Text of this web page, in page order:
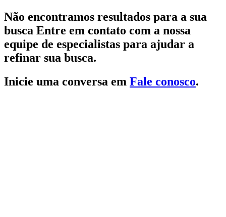
Não encontramos resultados para a sua
busca Entre em contato com a nossa
equipe de especialistas para ajudar a
refinar sua busca.
Inicie uma conversa em Fale conosco.